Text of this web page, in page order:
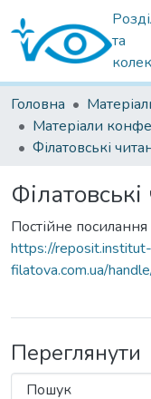
та
Головна
Філатовські
Постійне посилання
https://reposit.institut-
filatova.com.ua/
Переглянути